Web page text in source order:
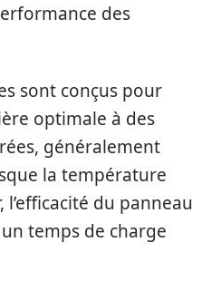
des
sont conçus pour
optimale à des
généralement
la température
l’efficacité du panneau
temps de charge